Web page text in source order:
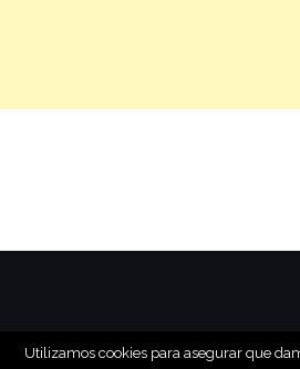
www.relatointeresante.com
Utilizamos cookies para asegurar que